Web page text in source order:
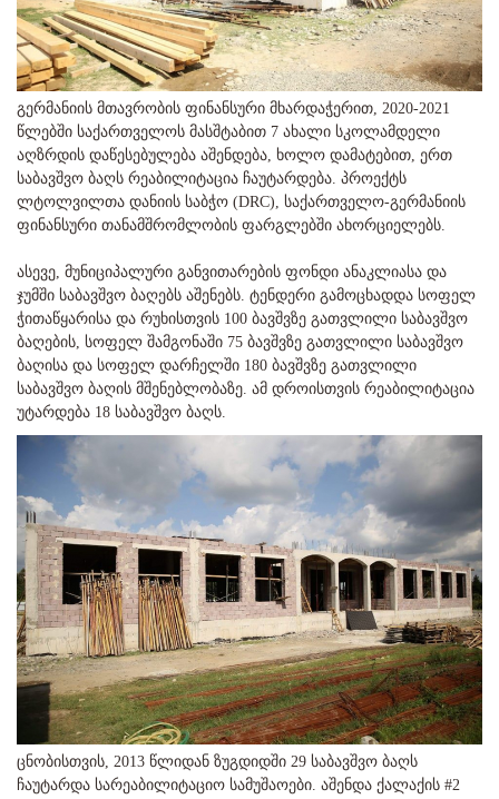
გერმანიის მთავრობის ფინანსური მხარდაჭერით, 2020-2021
წლებში საქართველოს მასშტაბით 7 ახალი სკოლამდელი
აღზრდის დაწესებულება აშენდება, ხოლო დამატებით, ერთ
საბავშვო ბაღს რეაბილიტაცია ჩაუტარდება. პროექტს
ლტოლვილთა დანიის საბჭო (DRC), საქართველო-გერმანიის
ფინანსური თანამშრომლობის ფარგლებში ახორციელებს.
ასევე, მუნიციპალური განვითარების ფონდი ანაკლიასა და
ჯუმში საბავშვო ბაღებს აშენებს. ტენდერი გამოცხადდა სოფელ
ჭითაწყარისა და რუხისთვის 100 ბავშვზე გათვლილი საბავშვო
ბაღების, სოფელ შამგონაში 75 ბავშვზე გათვლილი საბავშვო
ბაღისა და სოფელ დარჩელში 180 ბავშვზე გათვლილი
საბავშვო ბაღის მშენებლობაზე. ამ დროისთვის რეაბილიტაცია
უტარდება 18 საბავშვო ბაღს.
ცნობისთვის, 2013 წლიდან ზუგდიდში 29 საბავშვო ბაღს
ჩაუტარდა სარეაბილიტაციო სამუშაოები. აშენდა ქალაქის #2